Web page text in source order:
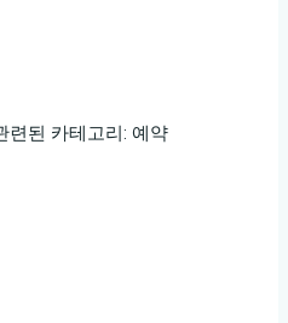
련된 카테고리: 예약